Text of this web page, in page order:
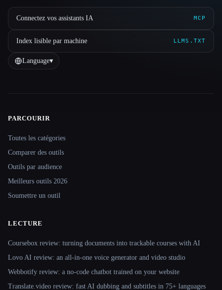
Connectez vos assistants IA MCP
Index lisible par machine LLMS.TXT
Language▾
Site navigation
PARCOURIR
Toutes les catégories
Comparer des outils
Outils par audience
Meilleurs outils 2026
Soumettre un outil
LECTURE
Coursebox review: turning documents into trackable courses with AI
Lovo AI review: an all-in-one voice generator and video studio
Webbotify review: a no-code chatbot trained on your website
Translate.video review: fast AI dubbing and subtitles in 75+ languages